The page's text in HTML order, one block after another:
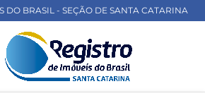
DO BRASIL - SEÇÃO DE SANTA CATARINA